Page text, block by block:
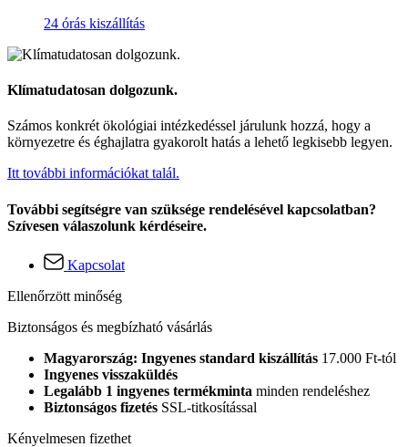
24 órás kiszállítás
Klímatudatosan dolgozunk.
Számos konkrét ökológiai intézkedéssel járulunk hozzá, hogy a
környezetre és éghajlatra gyakorolt hatás a lehető legkisebb legyen.
Itt további információkat talál.
További segítségre van szüksége rendelésével kapcsolatban?
Szívesen válaszolunk kérdéseire.
Kapcsolat
Ellenőrzött minőség
Biztonságos és megbízható vásárlás
Magyarország: Ingyenes standard kiszállítás 17.000 Ft-tól
Ingyenes visszaküldés
Legalább 1 ingyenes termékminta minden rendeléshez
Biztonságos fizetés SSL-titkosítással
Kényelmesen fizethet